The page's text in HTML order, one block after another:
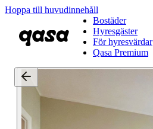
Hoppa till huvudinnehåll
Bostäder
Hyresgäster
För hyresvärdar
Qasa Premium